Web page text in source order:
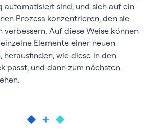
automatisiert sind, und sich auf ein
Prozess konzentrieren, den sie
verbessern. Auf diese Weise können
Elemente einer neuen
herausfinden, wie diese in den
passt, und dann zum nächsten